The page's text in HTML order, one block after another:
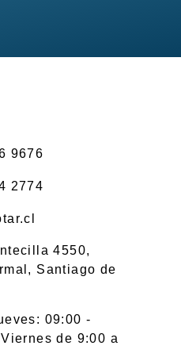
9676
2774
4550,
Santiago de
09:00 -
de 9:00 a